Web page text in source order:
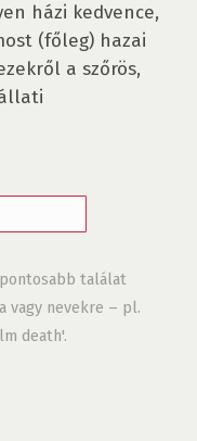
házi kedvence,
(főleg) hazai
a szőrös,
találat
vagy nevekre – pl.
death'.